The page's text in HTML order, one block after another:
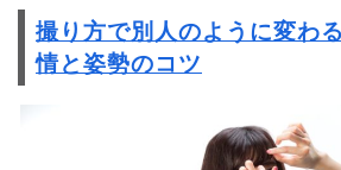
撮り方で別人のように変わ
情と姿勢のコツ